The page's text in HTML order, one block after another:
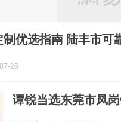
优选指南 陆丰市可
26
谭锐当选东莞市凤